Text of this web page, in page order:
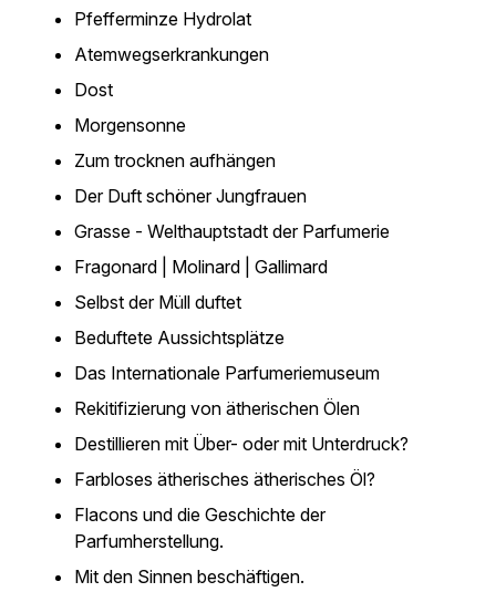
Pfefferminze Hydrolat
Atemwegserkrankungen
Dost
Morgensonne
Zum trocknen aufhängen
Der Duft schöner Jungfrauen
Grasse - Welthauptstadt der Parfumerie
Fragonard | Molinard | Gallimard
Selbst der Müll duftet
Beduftete Aussichtsplätze
Das Internationale Parfumeriemuseum
Rekitifizierung von ätherischen Ölen
Destillieren mit Über- oder mit Unterdruck?
Farbloses ätherisches ätherisches Öl?
Flacons und die Geschichte der
Parfumherstellung.
Mit den Sinnen beschäftigen.